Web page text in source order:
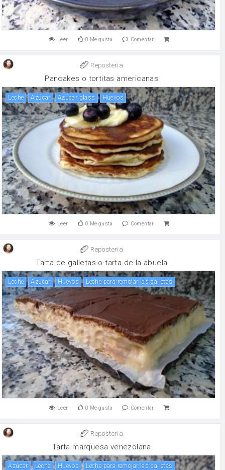
Leer 0 Me gusta Comentar
Reposteria
Pancakes o tortitas americanas
leche Azúcar Azúcar glass huevos
Leer 0 Me gusta Comentar
Reposteria
Tarta de galletas o tarta de la abuela
leche Azúcar huevos Leche para remojar las galletas
Leer 0 Me gusta Comentar
Reposteria
Tarta marquesa venezolana
Azúcar leche huevos Leche para remojar las galletas